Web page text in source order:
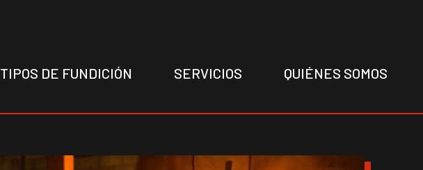
TIPOS DE FUNDICIÓN SERVICIOS QUIÉNES SOMOS